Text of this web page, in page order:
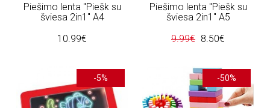
Piešimo lenta "Piešk su
šviesa 2in1" A4
10.99€
Piešimo lenta "Piešk su
šviesa 2in1" A5
9.99€ 8.50€
-5% -50%